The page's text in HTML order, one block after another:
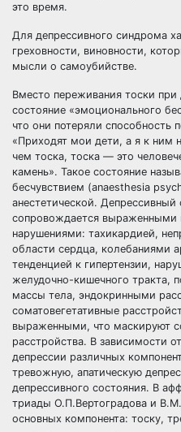
это время.
Для депрессивного синдрома
греховности, виновности,
мысли о самоубийстве.
Вместо переживания тоски
состояние «эмоционального
что они потеряли способность
«Приходят мои дети, а я к ним
чем тоска, тоска — это
камень». Такое состояние
бесчувствием (anaesthesia
анестетической.
сопровождается выраженными
нарушениями: тахикардией,
области сердца, колебаниями
тенденцией к гипертензии,
желудочно-кишечного тракта,
массы тела, эндокринными
соматовегетативные
выраженными, что маскируют
расстройства. В зависимости
депрессии различных
тревожную, апатическую
депрессивного состояния. В
триады О.П.Вертоградова и
основных компонента: тоску,